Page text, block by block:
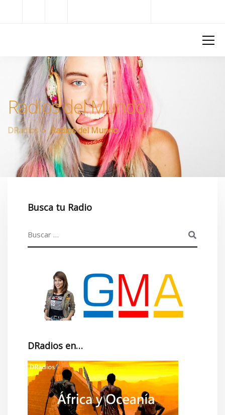
Radios del Mundo
DRadios Radios del Mundo
Busca tu Radio
DRadios en…